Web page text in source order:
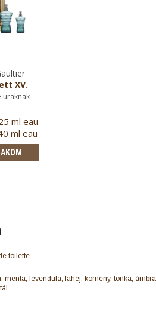
XV.
uraknak
ml eau
ml eau
toilette
menta, levendula, fahéj, kömény, tonka, ámbra,